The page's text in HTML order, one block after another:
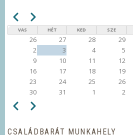
OLDALSZÁMOZÁS
Előző Következő
VAS HÉT KED SZE
26 27 28 29
2
3 4 5
9
10 11 12
16
17 18 19
23
24 25 26
30
31 1 2
OLDALSZÁMOZÁS
Előző Következő
CSALÁDBARÁT MUNKAHELY